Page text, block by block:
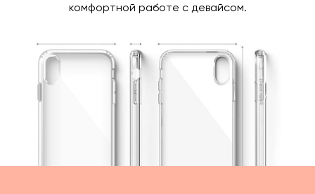
комфортной работе с девайсом.